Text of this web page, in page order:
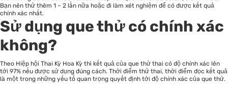
Bạn nên thử thêm 1 – 2 lần nữa hoặc đi làm xét nghiệm để có được kết quả
chính xác nhất.
Sử dụng que thử có chính xác
không?
Theo Hiệp hội Thai Kỳ Hoa Kỳ thì kết quả của que thử thai có độ chính xác lên
tới 97% nếu được sử dụng đúng cách. Thời điểm thử thai, thời điểm đọc kết quả
là một trong những yếu tố quan trọng quyết định tới độ chính xác của que thử.